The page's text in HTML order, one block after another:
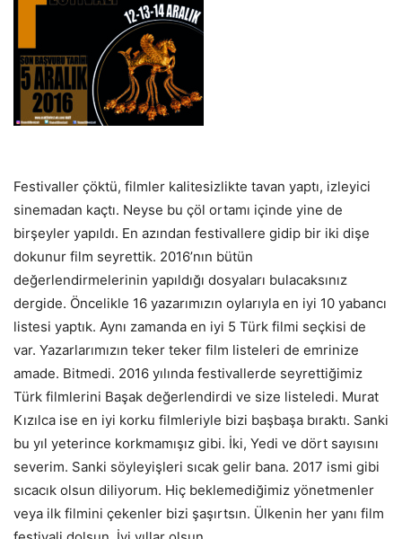
Festivaller çöktü, filmler kalitesizlikte tavan yaptı, izleyici
sinemadan kaçtı. Neyse bu çöl ortamı içinde yine de
birşeyler yapıldı. En azından festivallere gidip bir iki dişe
dokunur film seyrettik. 2016’nın bütün
değerlendirmelerinin yapıldığı dosyaları bulacaksınız
dergide. Öncelikle 16 yazarımızın oylarıyla en iyi 10 yabancı
listesi yaptık. Aynı zamanda en iyi 5 Türk filmi seçkisi de
var. Yazarlarımızın teker teker film listeleri de emrinize
amade. Bitmedi. 2016 yılında festivallerde seyrettiğimiz
Türk filmlerini Başak değerlendirdi ve size listeledi. Murat
Kızılca ise en iyi korku filmleriyle bizi başbaşa bıraktı. Sanki
bu yıl yeterince korkmamışız gibi. İki, Yedi ve dört sayısını
severim. Sanki söyleyişleri sıcak gelir bana. 2017 ismi gibi
sıcacık olsun diliyorum. Hiç beklemediğimiz yönetmenler
veya ilk filmini çekenler bizi şaşırtsın. Ülkenin her yanı film